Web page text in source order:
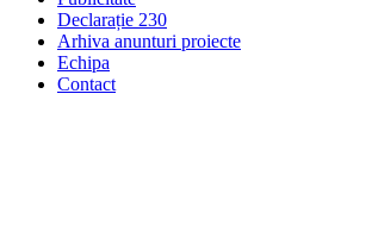
Declarație 230
Arhiva anunturi proiecte
Echipa
Contact